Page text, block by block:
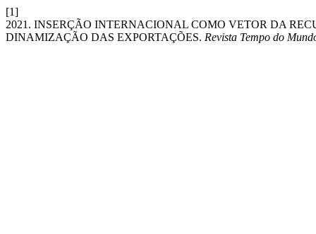
[1]
2021. INSERÇÃO INTERNACIONAL COMO VETOR DA
DINAMIZAÇÃO DAS EXPORTAÇÕES. Revista Tempo do